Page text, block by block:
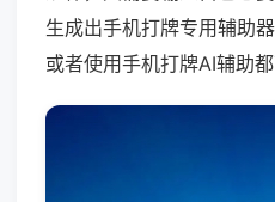
生成出手机打牌专用辅助
或者使用手机打牌AI辅助都